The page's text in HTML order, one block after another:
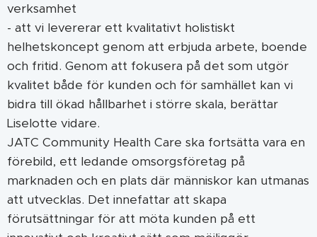
verksamhet
- att vi levererar ett kvalitativt holistiskt
helhetskoncept genom att erbjuda arbete, boende
och fritid. Genom att fokusera på det som utgör
kvalitet både för kunden och för samhället kan vi
bidra till ökad hållbarhet i större skala, berättar
Liselotte vidare.
JATC Community Health Care ska fortsätta vara en
förebild, ett ledande omsorgsföretag på
marknaden och en plats där människor kan utmanas
att utvecklas. Det innefattar att skapa
förutsättningar för att möta kunden på ett